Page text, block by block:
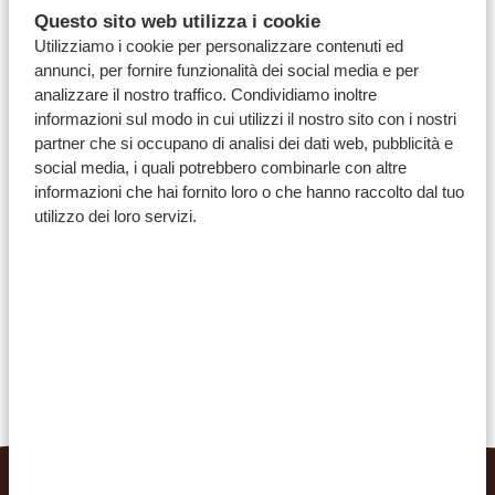
Questo sito web utilizza i cookie
Utilizziamo i cookie per personalizzare contenuti ed
annunci, per fornire funzionalità dei social media e per
analizzare il nostro traffico. Condividiamo inoltre
informazioni sul modo in cui utilizzi il nostro sito con i nostri
partner che si occupano di analisi dei dati web, pubblicità e
social media, i quali potrebbero combinarle con altre
informazioni che hai fornito loro o che hanno raccolto dal tuo
utilizzo dei loro servizi.
vivere un’avventura sicura e indimenticabile.
Condividi l'articolo: